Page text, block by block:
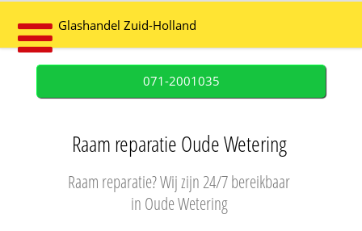
Glashandel Zuid-Holland
071-2001035
Raam reparatie Oude Wetering
Raam reparatie? Wij zijn 24/7 bereikbaar
in Oude Wetering